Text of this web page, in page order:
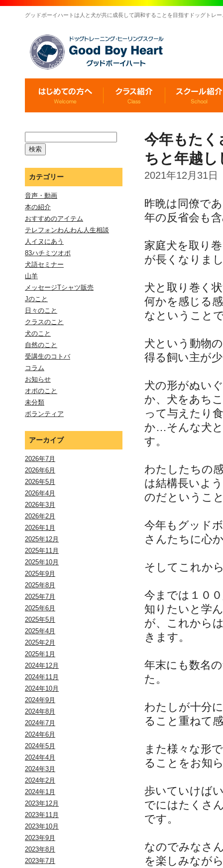
グッドボーイハートは人と犬が共に成長して調和することを目指すドッグトレ
カテゴリー
音声・動画
本の紹介
おすすめのアイテム
テレフォンわんわん人生相談
人イヌにあう
83ハチミツオポ
犬語セミナー
山羊
メッセージTシャツ販売
Jのこと
日々のこと
クラスのこと
犬のこと
自然のこと
受講生のコトバ
コラム
お知らせ
オポのこと
未分類
ボランティア
アーカイブ
2026年7月
2026年6月
2026年5月
2026年4月
2026年3月
2026年2月
2026年1月
2025年12月
2025年11月
2025年10月
2025年9月
2025年8月
2025年7月
2025年6月
2025年5月
2025年4月
2025年2月
2025年1月
2024年12月
2024年11月
2024年10月
2024年9月
2024年8月
2024年7月
2024年6月
2024年5月
2024年4月
2024年3月
2024年2月
2024年1月
2023年12月
2023年11月
2023年10月
2023年9月
2023年8月
2023年7月
今年もたく
ちと年越し
2021年12月31日
昨晩は同僚で
年の反省会も
家庭犬を取り
が長くなりま
犬と取り巻く
何かを感じる
なということ
犬という動物
得る飼い主が
犬の形がぬい
か、犬をあち
って与えたり
か…そんな犬
す。
わたしたちの
は結構長いよ
のだというこ
今年もグッド
さんたちに心
そしてこれか
今までは１０
知りたいと学
が、これから
きます。
年末にも数名
た。
わたしが十分
ること重ねて
また様々な形
ることをお知
歩いていけば
でにはたくさ
です。
なのでみなさ
を楽しみなが